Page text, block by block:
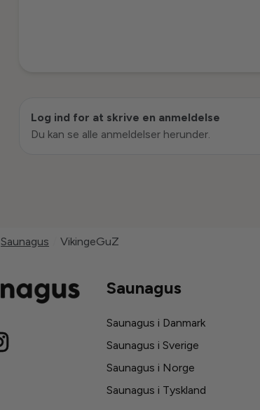
Log ind for at skrive en anmeldelse
Du kan se alle anmeldelser herunder.
Saunagus VikingeGuZ
Saunagus
Saunagus i Danmark
Saunagus i Sverige
Saunagus i Norge
Saunagus i Tyskland